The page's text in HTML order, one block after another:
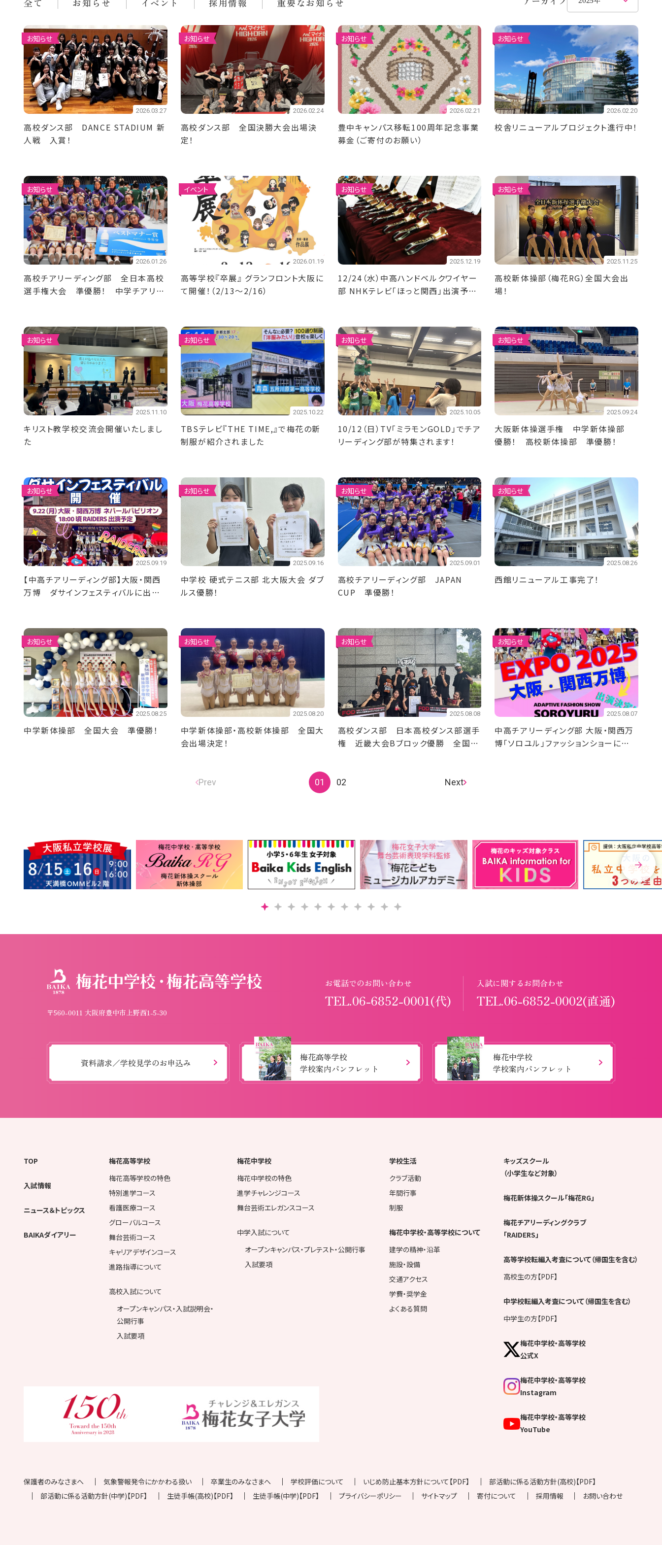
お知らせ
2026.03.27
高校ダンス部 DANCE STADIUM 新
人戦 入賞！
お知らせ
2026.02.24
高校ダンス部 全国決勝大会出場決
定！
お知らせ
2026.02.21
豊中キャンパス移転100周年記念事業
募金（ご寄付のお願い）
お知らせ
2026.02.20
校舎リニューアルプロジェクト進行中！
お知らせ
2026.01.26
高校チアリーディング部 全日本高校
選手権大会 準優勝！ 中学チアリー
イベント
2026.01.19
高等学校『卒展』 グランフロント大阪に
て開催！（2/13～2/16）
お知らせ
2025.12.19
12/24（水）中高ハンドベルクワイヤー
部 NHKテレビ「ほっと関西」出演予
お知らせ
2025.11.25
高校新体操部（梅花RG）全国大会出
場！
お知らせ
2025.11.10
キリスト教学校交流会開催いたしまし
た
お知らせ
2025.10.22
TBSテレビ『THE TIME,』で梅花の新
制服が紹介されました
お知らせ
2025.10.05
10/12（日）TV「ミラモンGOLD」でチア
リーディング部が特集されます！
お知らせ
2025.09.24
大阪新体操選手権 中学新体操部
優勝！ 高校新体操部 準優勝！
お知らせ
2025.09.19
【中高チアリーディング部】大阪・関西
万博 ダサインフェスティバルに出演
お知らせ
2025.09.16
中学校 硬式テニス部 北大阪大会 ダブ
ルス優勝！
お知らせ
2025.09.01
高校チアリーディング部 JAPAN
CUP 準優勝！
お知らせ
2025.08.26
西館リニューアル工事完了！
お知らせ
2025.08.25
中学新体操部 全国大会 準優勝！
お知らせ
2025.08.20
中学新体操部・高校新体操部 全国大
会出場決定！
お知らせ
2025.08.08
高校ダンス部 日本高校ダンス部選手
権 近畿大会Bブロック優勝 全国準
お知らせ
2025.08.07
中高チアリーディング部 大阪・関西万
博「ソロユル」ファッションショーに出
Prev 01 02 Next
〒560-0011 大阪府豊中市上野西1-5-30
お電話でのお問い合わせ
TEL.06-6852-0001(代)
入試に関するお問合わせ
TEL.06-6852-0002(直通)
資料請求／学校見学のお申込み
梅花高等学校
学校案内パンフレット
梅花中学校
学校案内パンフレット
TOP
入試情報
ニュース＆トピックス
BAIKAダイアリー
梅花高等学校
梅花高等学校の特色
特別進学コース
看護医療コース
グローバルコース
舞台芸術コース
キャリアデザインコース
進路指導について
高校入試について
オープンキャンパス・入試説明会・
公開行事
入試要項
梅花中学校
梅花中学校の特色
進学チャレンジコース
舞台芸術エレガンスコース
中学入試について
オープンキャンパス・プレテスト・公開行事
入試要項
学校生活
クラブ活動
年間行事
制服
梅花中学校・高等学校について
建学の精神・沿革
施設・設備
交通アクセス
学費・奨学金
よくある質問
キッズスクール
（小学生など対象）
梅花新体操スクール「梅花RG」
梅花チアリーディングクラブ
「RAIDERS」
高等学校転編入考査について（帰国生を含む）
高校生の方【PDF】
中学校転編入考査について（帰国生を含む）
中学生の方【PDF】
梅花中学校・高等学校
公式X
梅花中学校・高等学校
Instagram
梅花中学校・高等学校
YouTube
保護者のみなさまへ 気象警報発令にかかわる扱い 卒業生のみなさまへ 学校評価について いじめ防止基本方針について【PDF】
部活動に係る活動方針(高校)【PDF】
部活動に係る活動方針(中学)【PDF】
生徒手帳(高校)【PDF】 生徒手帳(中学)【PDF】 プライバシーポリシー サイトマップ 寄付について 採用情報 お問い合わせ